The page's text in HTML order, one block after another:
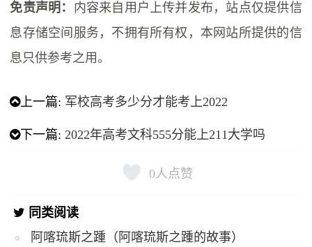
免责声明： 内容来自用户上传并发布，站点仅提供信
息存储空间服务，不拥有所有权，本网站所提供的信
息只供参考之用。
上一篇: 军校高考多少分才能考上2022
下一篇:2022年高考文科555分能上211大学吗
0人点赞
同类阅读
阿喀琉斯之踵（阿喀琉斯之踵的故事）